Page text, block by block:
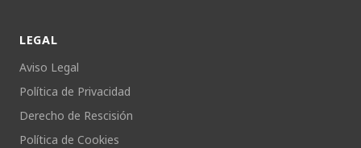
LEGAL
Aviso Legal
Política de Privacidad
Derecho de Rescisión
Política de Cookies